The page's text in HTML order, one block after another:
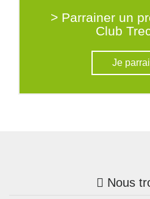
> Parrainer un
Club
Je
Nous